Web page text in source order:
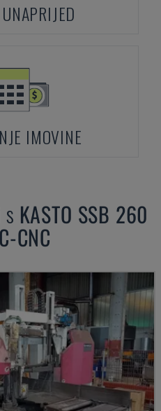
IMOVINE
KASTO SSB 260
CNC